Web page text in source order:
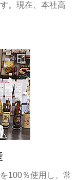
。現在、本社高
100％使用し、常